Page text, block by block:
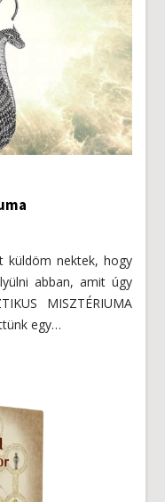
küldöm nektek, hogy
abban, amit úgy
MISZTÉRIUMA
egy…